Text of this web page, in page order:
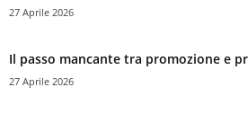
27 Aprile 2026
Il passo mancante tra promozione e
27 Aprile 2026